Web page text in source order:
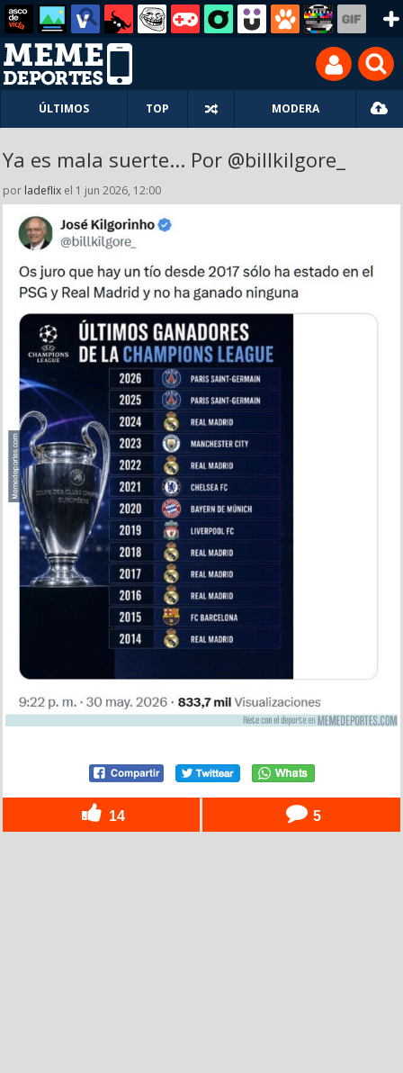
ÚLTIMOS TOP MODERA
Ya es mala suerte... Por @billkilgore_
por ladeflix el 1 jun 2026, 12:00
14 5